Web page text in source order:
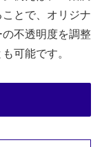
とで、オリジナ
不透明度を調整
可能です。